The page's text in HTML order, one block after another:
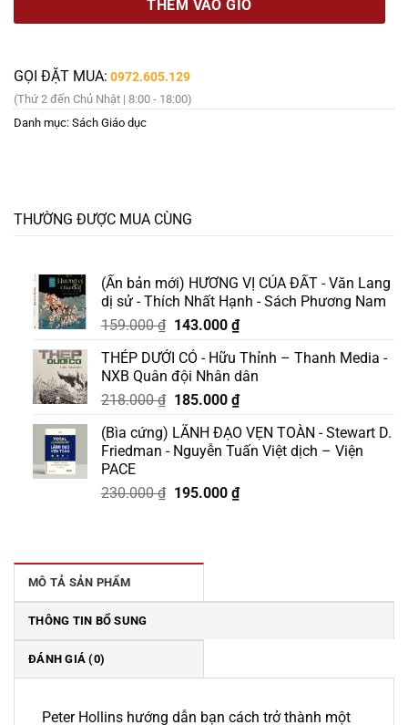
THÊM VÀO GIỎ
GỌI ĐẶT MUA: 0972.605.129
(Thứ 2 đến Chủ Nhật | 8:00 - 18:00)
Danh mục: Sách Giáo dục
THƯỜNG ĐƯỢC MUA CÙNG
(Ấn bản mới) HƯƠNG VỊ CỦA ĐẤT - Văn Lang
dị sử - Thích Nhất Hạnh - Sách Phương Nam
159.000₫ Giá
là:
159.000 ₫.
143.000 ₫Giá
tại
là:
143.000 ₫.
THÉP DƯỚI CỎ - Hữu Thỉnh – Thanh Media -
NXB Quân đội Nhân dân
218.000₫ Giá
là:
218.000 ₫.
185.000 ₫Giá
tại
là:
(Bìa cứng) LÃNH ĐẠO VẸN TOÀN - Stewart D.
Friedman - Nguyễn Tuấn Việt dịch – Viện
PACE
230.000₫ Giá
195.000 ₫Giá
MÔ TẢ SẢN PHẨM
THÔNG TIN BỔ SUNG
ĐÁNH GIÁ (0)
Peter Hollins hướng dẫn bạn cách trở thành một